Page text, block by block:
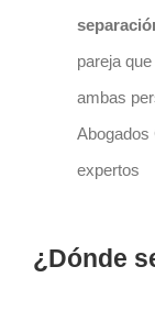
pareja
ambas
Abogados
expertos
¿Dónde